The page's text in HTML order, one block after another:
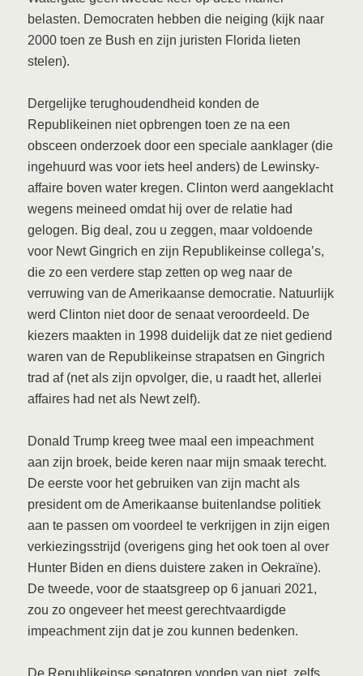
belasten. Democraten hebben die neiging (kijk naar
2000 toen ze Bush en zijn juristen Florida lieten
stelen).
Dergelijke terughoudendheid konden de
Republikeinen niet opbrengen toen ze na een
obsceen onderzoek door een speciale aanklager (die
ingehuurd was voor iets heel anders) de Lewinsky-
affaire boven water kregen. Clinton werd aangeklacht
wegens meineed omdat hij over de relatie had
gelogen. Big deal, zou u zeggen, maar voldoende
voor Newt Gingrich en zijn Republikeinse collega’s,
die zo een verdere stap zetten op weg naar de
verruwing van de Amerikaanse democratie. Natuurlijk
werd Clinton niet door de senaat veroordeeld. De
kiezers maakten in 1998 duidelijk dat ze niet gediend
waren van de Republikeinse strapatsen en Gingrich
trad af (net als zijn opvolger, die, u raadt het, allerlei
affaires had net als Newt zelf).
Donald Trump kreeg twee maal een impeachment
aan zijn broek, beide keren naar mijn smaak terecht.
De eerste voor het gebruiken van zijn macht als
president om de Amerikaanse buitenlandse politiek
aan te passen om voordeel te verkrijgen in zijn eigen
verkiezingsstrijd (overigens ging het ook toen al over
Hunter Biden en diens duistere zaken in Oekraïne).
De tweede, voor de staatsgreep op 6 januari 2021,
zou zo ongeveer het meest gerechtvaardigde
impeachment zijn dat je zou kunnen bedenken.
De Republikeinse senatoren vonden van niet, zelfs